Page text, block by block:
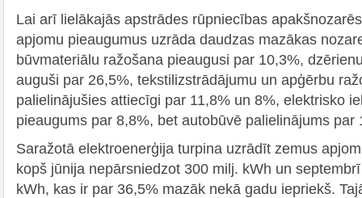
Lai arī lielākajās apstrādes rūpniecības
apjomu pieaugumus uzrāda daudzas mazākas
būvmateriālu ražošana pieaugusi par 10,3%,
auguši par 26,5%, tekstilizstrādājumu un apģērbu
palielinājušies attiecīgi par 11,8% un 8%, elektrisko
pieaugums par 8,8%, bet autobūvē palielinājums par
Saražotā elektroenerģija turpina uzrādīt zemus
kopš jūnija nepārsniedzot 300 milj. kWh un
kWh, kas ir par 36,5% mazāk nekā gadu iepriekš.